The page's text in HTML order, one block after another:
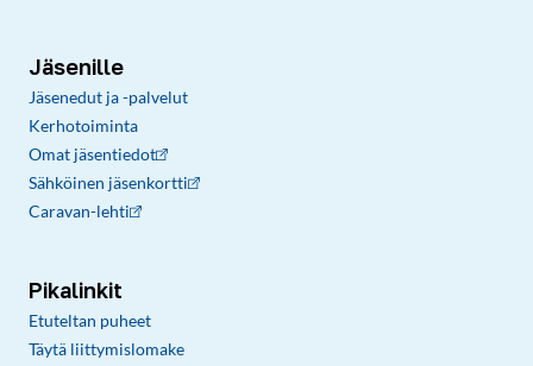
Jäsenille
Jäsenedut ja -palvelut
Kerhotoiminta
Omat jäsentiedot
Sähköinen jäsenkortti
Caravan-lehti
Pikalinkit
Etuteltan puheet
Täytä liittymislomake